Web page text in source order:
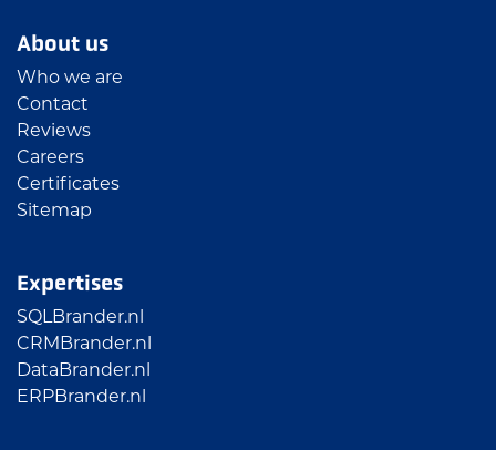
About us
Who we are
Contact
Reviews
Careers
Certificates
Sitemap
Expertises
SQLBrander.nl
CRMBrander.nl
DataBrander.nl
ERPBrander.nl